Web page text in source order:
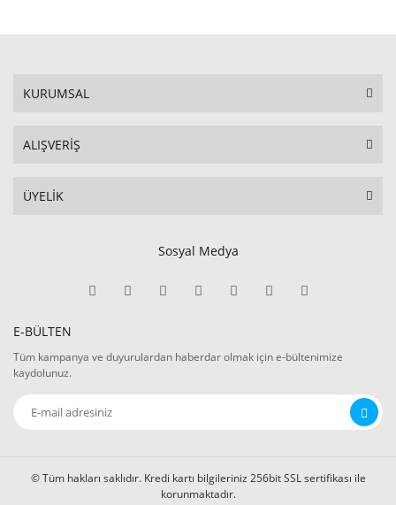
KURUMSAL
ALIŞVERİŞ
ÜYELİK
Sosyal Medya
E-BÜLTEN
Tüm kampanya ve duyurulardan haberdar olmak için e-bültenimize
kaydolunuz.
© Tüm hakları saklıdır. Kredi kartı bilgileriniz 256bit SSL sertifikası ile
korunmaktadır.